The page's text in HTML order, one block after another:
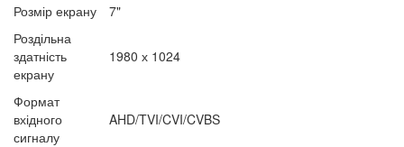
Розмір екрану
7"
Роздільна
здатність
екрану
1980 х 1024
Формат
вхідного
сигналу
AHD/TVI/CVI/CVBS